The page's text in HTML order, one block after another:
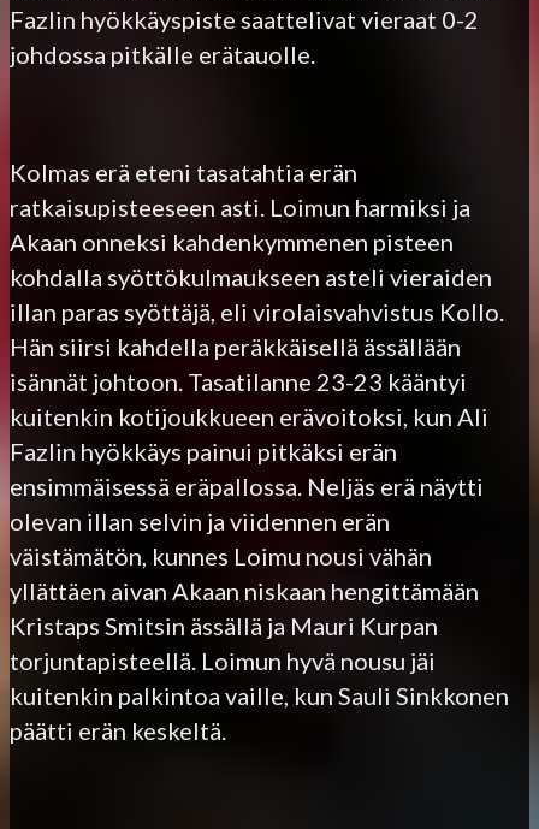
Fazlin hyökkäyspiste saattelivat vieraat 0-2
johdossa pitkälle erätauolle.
Kolmas erä eteni tasatahtia erän
ratkaisupisteeseen asti. Loimun harmiksi ja
Akaan onneksi kahdenkymmenen pisteen
kohdalla syöttökulmaukseen asteli vieraiden
illan paras syöttäjä, eli virolaisvahvistus Kollo.
Hän siirsi kahdella peräkkäisellä ässällään
isännät johtoon. Tasatilanne 23-23 kääntyi
kuitenkin kotijoukkueen erävoitoksi, kun Ali
Fazlin hyökkäys painui pitkäksi erän
ensimmäisessä eräpallossa. Neljäs erä näytti
olevan illan selvin ja viidennen erän
väistämätön, kunnes Loimu nousi vähän
yllättäen aivan Akaan niskaan hengittämään
Kristaps Smitsin ässällä ja Mauri Kurpan
torjuntapisteellä. Loimun hyvä nousu jäi
kuitenkin palkintoa vaille, kun Sauli Sinkkonen
päätti erän keskeltä.